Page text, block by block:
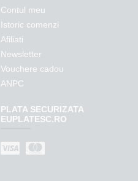
Contul meu
Istoric comenzi
Afiliati
Newsletter
Vouchere cadou
ANPC
PLATA SECURIZATA
EUPLATESC.RO